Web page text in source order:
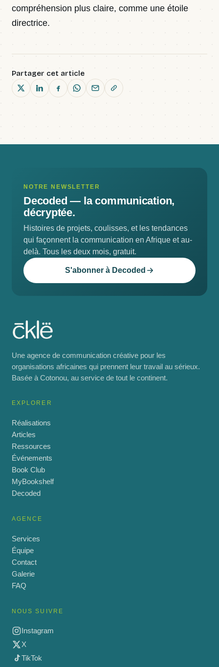
compréhension plus claire, comme une étoile
directrice.
Partager cet article
NOTRE NEWSLETTER
Decoded — la communication,
décryptée.
Histoires de projets, coulisses, et les tendances
qui façonnent la communication en Afrique et au-
delà. Tous les deux mois, gratuit.
S'abonner à Decoded
Une agence de communication créative pour les
organisations africaines qui prennent leur travail au sérieux.
Basée à Cotonou, au service de tout le continent.
EXPLORER
Réalisations
Articles
Ressources
Événements
Book Club
MyBookshelf
Decoded
AGENCE
Services
Équipe
Contact
Galerie
FAQ
NOUS SUIVRE
Instagram
X
TikTok